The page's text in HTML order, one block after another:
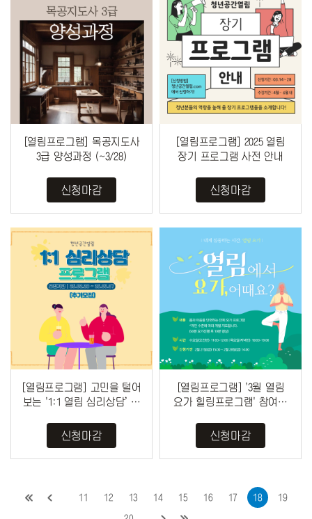
[열림프로그램] 목공지도사
3급 양성과정 (~3/28)
신청마감
[열림프로그램] 2025 열림
장기 프로그램 사전 안내
신청마감
[열림프로그램] 고민을 털어
보는 '1:1 열림 심리상담’ 참
7...
신청마감
[열림프로그램] '3월 열림
요가 힐링프로그램' 참여자
신청마감
11 12 13 14 15 16 17 18 19